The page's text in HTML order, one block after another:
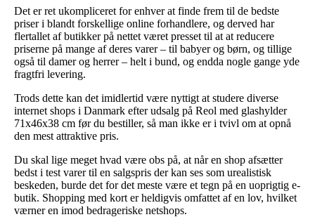
Det er ret ukompliceret for enhver at finde frem til de bedste
priser i blandt forskellige online forhandlere, og derved har
flertallet af butikker på nettet været presset til at at reducere
priserne på mange af deres varer – til babyer og børn, og tillige
også til damer og herrer – helt i bund, og endda nogle gange yde
fragtfri levering.
Trods dette kan det imidlertid være nyttigt at studere diverse
internet shops i Danmark efter udsalg på Reol med glashylder
71x46x38 cm før du bestiller, så man ikke er i tvivl om at opnå
den mest attraktive pris.
Du skal lige meget hvad være obs på, at når en shop afsætter
bedst i test varer til en salgspris der kan ses som urealistisk
beskeden, burde det for det meste være et tegn på en uoprigtig e-
butik. Shopping med kort er heldigvis omfattet af en lov, hvilket
værner en imod bedrageriske netshops.